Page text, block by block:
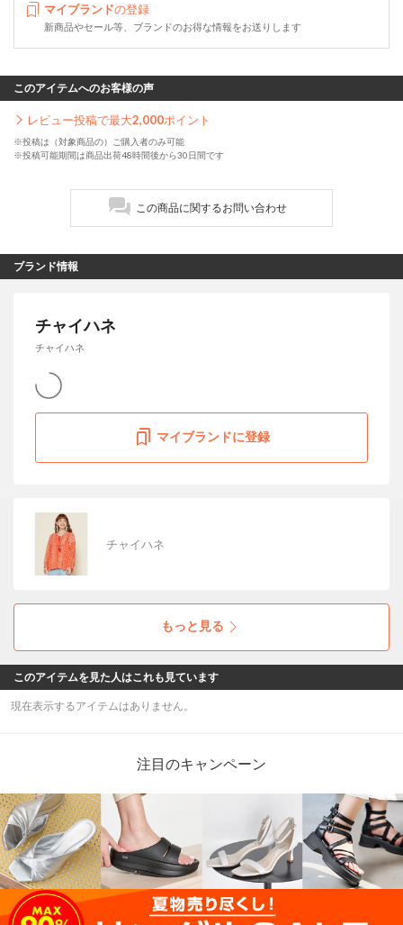
マイブランドの登録
新商品やセール等、ブランドのお得な情報をお送りします
このアイテムへのお客様の声
レビュー投稿で最大2,000ポイント
※投稿は（対象商品の）ご購入者のみ可能
※投稿可能期間は商品出荷48時間後から30日間です
この商品に関するお問い合わせ
ブランド情報
チャイハネ
チャイハネ
マイブランドに登録
チャイハネ
もっと見る
このアイテムを見た人はこれも見ています
現在表示するアイテムはありません。
注目のキャンペーン